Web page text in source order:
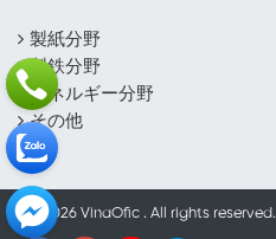
製紙分野
製鉄分野
エネルギー分野
その他
© 2026 VinaOfic . All rights reserved.